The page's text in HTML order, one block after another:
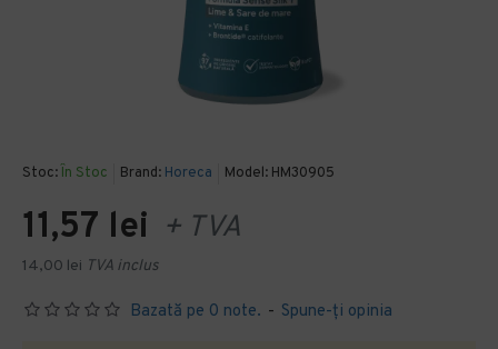
Stoc: În Stoc Brand: Horeca Model: HM30905
Bazată pe 0 note. - Spune-ţi opinia
11,57 lei + TVA
14,00 lei TVA inclus